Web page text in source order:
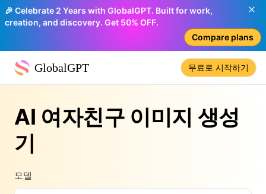
🎉 Celebrate 2 Years with GlobalGPT. Built for work,
creation, and discovery. Get 50% OFF.
Compare plans
GlobalGPT 무료로 시작하기
AI 여자친구 이미지 생성
기
모델